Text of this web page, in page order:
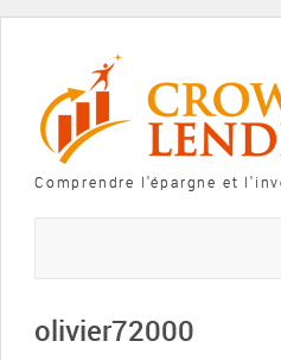
Comprendre l'épargne et
olivier72000